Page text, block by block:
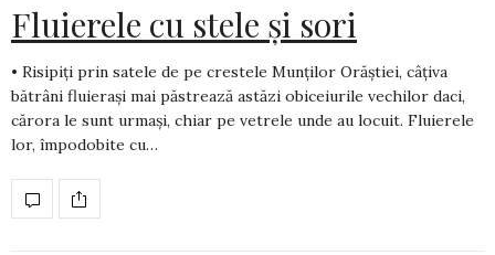
Fluierele cu stele și sori
• Risipiți prin satele de pe crestele Munților Orăștiei, câțiva
bătrâni fluierași mai păstrează astăzi obiceiurile vechilor daci,
cărora le sunt urmași, chiar pe vetrele unde au locuit. Fluierele
lor, împodobite cu…